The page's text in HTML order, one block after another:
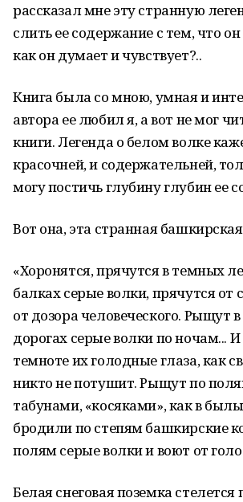
рассказал мне эту странную
слить ее содержание с тем, что
как он думает и чувствует?..
Книга была со мною, умная и
автора ее любил я, а вот не мог
книги. Легенда о белом волке
красочней, и содержательней,
могу постичь глубину глубин ее
Вот она, эта странная
«Хоронятся, прячутся в темных
балках серые волки, прячутся от
от дозора человеческого. Рыщут
дорогах серые волки по ночам... И
темноте их голодные глаза, как
никто не потушит. Рыщут по
табунами, «косяками», как в
бродили по степям башкирские
полям серые волки и воют от
Белая снеговая поземка стелется